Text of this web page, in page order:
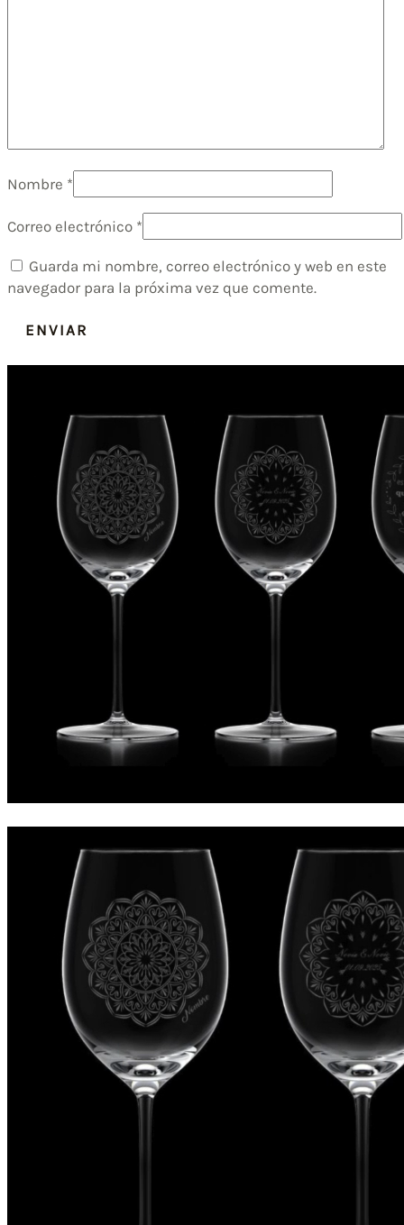
Nombre *
Correo electrónico *
Guarda mi nombre, correo electrónico y web en este
navegador para la próxima vez que comente.